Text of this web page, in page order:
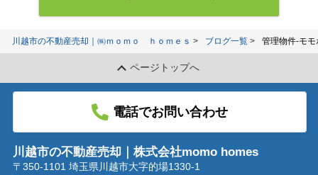
川越市の不動産売却｜㈱ｍｏｍｏ ｈｏｍｅｓ ブログ一覧 管理物件-モ
ページトップへ
電話でお問い合わせ
川越市の不動産売却｜株式会社momo homes
〒350-1101 埼玉県川越市大字的場1330-1